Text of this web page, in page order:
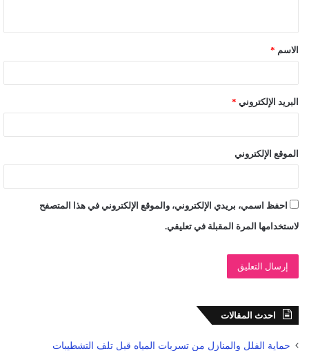
ق
*الاسم *
البريد الإلكتروني *
الموقع الإلكتروني
احفظ اسمي، بريدي الإلكتروني، والموقع الإلكتروني في هذا المتصفح
لاستخدامها المرة المقبلة في تعليقي.
احدث المقالات
حماية الفلل والمنازل من تسربات المياه قبل تلف التشطيبات